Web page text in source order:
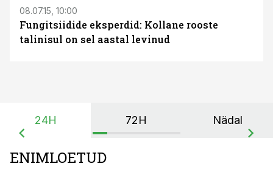
08.07.15, 10:00
Fungitsiidide eksperdid: Kollane rooste
talinisul on sel aastal levinud
24H 72H Nädal
ENIMLOETUD